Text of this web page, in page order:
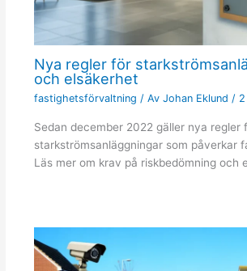
Nya regler för
och elsäkerhet
fastighetsförvaltning / Av Johan Eklund /
Sedan december 2022 gäller nya regler
starkströmsanläggningar som påverkar
Läs mer om krav på riskbedömning och